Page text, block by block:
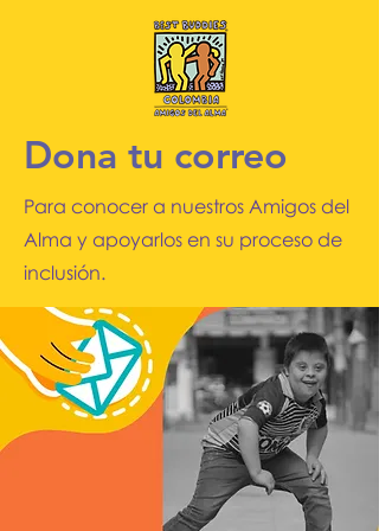
Dona tu correo
Para conocer a nuestros Amigos del
Alma y apoyarlos en su proceso de
inclusión.